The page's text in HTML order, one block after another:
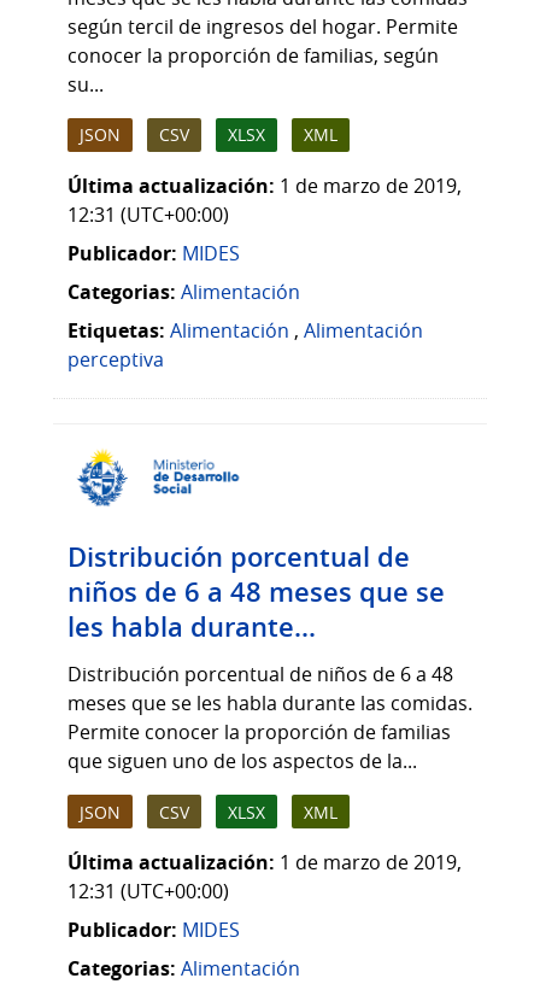
según tercil de ingresos del hogar. Permite
conocer la proporción de familias, según
su...
JSON CSV XLSX XML
Última actualización: 1 de marzo de 2019,
12:31 (UTC+00:00)
Publicador: MIDES
Categorias: Alimentación
Etiquetas: Alimentación , Alimentación
perceptiva
Distribución porcentual de
niños de 6 a 48 meses que se
les habla durante...
Distribución porcentual de niños de 6 a 48
meses que se les habla durante las comidas.
Permite conocer la proporción de familias
que siguen uno de los aspectos de la...
JSON CSV XLSX XML
Última actualización: 1 de marzo de 2019,
12:31 (UTC+00:00)
Publicador: MIDES
Categorias: Alimentación